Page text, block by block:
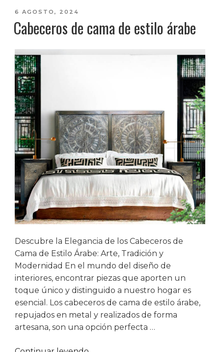
PUBLICADO
6 AGOSTO, 2024
Cabeceros de cama de estilo árabe
Descubre la Elegancia de los Cabeceros de
Cama de Estilo Árabe: Arte, Tradición y
Modernidad En el mundo del diseño de
interiores, encontrar piezas que aporten un
toque único y distinguido a nuestro hogar es
esencial. Los cabeceros de cama de estilo árabe,
repujados en metal y realizados de forma
artesana, son una opción perfecta …